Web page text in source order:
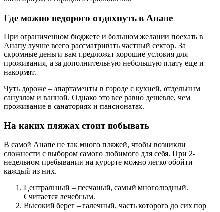
Где можно недорого отдохнуть в Анапе
При ограниченном бюджете и большом желании поехать в
Анапу лучше всего рассматривать частный сектор. За
скромные деньги вам предложат хорошие условия для
проживания, а за дополнительную небольшую плату еще и
накормят.
Чуть дороже – апартаменты в городе с кухней, отдельным
санузлом и ванной. Однако это все равно дешевле, чем
проживание в санаториях и пансионатах.
На каких пляжах стоит побывать
В самой Анапе не так много пляжей, чтобы возникли
сложности с выбором самого любимого для себя. При 2-
недельном пребывании на курорте можно легко обойти
каждый из них.
Центральный – песчаный, самый многолюдный.
Считается лечебным.
Высокий берег – галечный, часть которого до сих пор